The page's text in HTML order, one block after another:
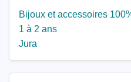
Bijoux et accessoires
1 à 2 ans
Jura